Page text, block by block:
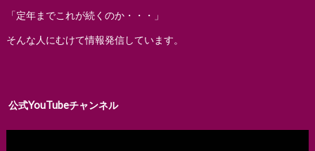
「定年までこれが続くのか・・・」
そんな人にむけて情報発信しています。
公式YouTubeチャンネル